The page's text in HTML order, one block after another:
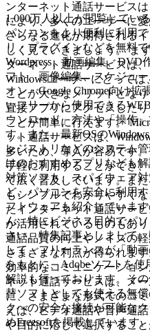
ンターネット通話サービス
により、多くのユーザーに
さらなる進化が期待される
しく見ていきましょう。 ま
ターネット通話サービスは
Windowsユーザーにとって
ことが大きなメリットとな
直接アプリにアクセスした
ことが簡単に行えます。
ット通話サービスは、
多いため、導入が容易です
手軽に利用することができ
て広く普及しています。ま
もシンプルでわかりやすく
たインターネット通話サー
が活用されているものもあ
通話品質の向上やノイズの
さまざまな利点が得られま
効率的なコミュニケーショ
ネット通話サービスは、メ
に、さまざまな形式でのコ
えば、ビデオ通話や音声通
や目的に応じて選択するこ
1,000万人以上が閲覧してい
パソコンをより便利に利用
リ・プラグインなどを無料
Wordpress、動画編集、DVD
フト、画像編集、スケジュ
オン・Google Chrome向け拡
いフリーから使用できる
ウンロード」方法や「操作
す。また、最新OSの
レジストリなどのシステム
けのおすすめアプリなども
対策ソフト、スパイウェア
ど、パソコンを安全に利用
フトウェアも紹介していま
ん、特にビジネス目的でパ
さい。特集記事としまして
して、フリーランスが「動
をもとに、Adobeソフトを
解説も行っております。そ
替ソフトとしても使える無
クへの安全な接続が可能な
めFreesoftを掲載しています。